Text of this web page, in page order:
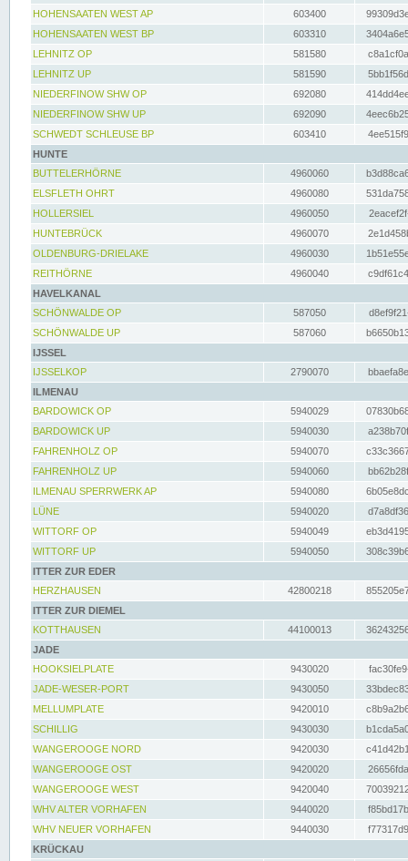
HOHENSAATEN WEST AP
603400
HOHENSAATEN WEST BP
603310
LEHNITZ OP
581580
LEHNITZ UP
581590
NIEDERFINOW SHW OP
692080
NIEDERFINOW SHW UP
692090
SCHWEDT SCHLEUSE BP
603410
HUNTE
BUTTELERHÖRNE
4960060
ELSFLETH OHRT
4960080
HOLLERSIEL
4960050
HUNTEBRÜCK
4960070
OLDENBURG-DRIELAKE
4960030
REITHÖRNE
4960040
HAVELKANAL
SCHÖNWALDE OP
587050
SCHÖNWALDE UP
587060
IJSSEL
IJSSELKOP
2790070
ILMENAU
BARDOWICK OP
5940029
BARDOWICK UP
5940030
FAHRENHOLZ OP
5940070
FAHRENHOLZ UP
5940060
ILMENAU SPERRWERK AP
5940080
LÜNE
5940020
WITTORF OP
5940049
WITTORF UP
5940050
ITTER ZUR EDER
HERZHAUSEN
42800218
ITTER ZUR DIEMEL
KOTTHAUSEN
44100013
JADE
HOOKSIELPLATE
9430020
JADE-WESER-PORT
9430050
MELLUMPLATE
9420010
SCHILLIG
9430030
WANGEROOGE NORD
9420030
WANGEROOGE OST
9420020
WANGEROOGE WEST
9420040
WHV ALTER VORHAFEN
9440020
WHV NEUER VORHAFEN
9440030
KRÜCKAU